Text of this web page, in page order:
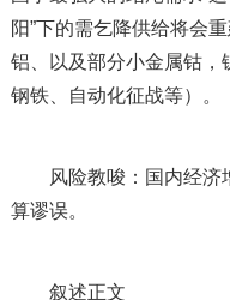
阳”下的需乞降供给将会
铝、以及部分小金属钴，
钢铁、自动化征战等）。
风险教唆：国内经济
算谬误。
叙述正文